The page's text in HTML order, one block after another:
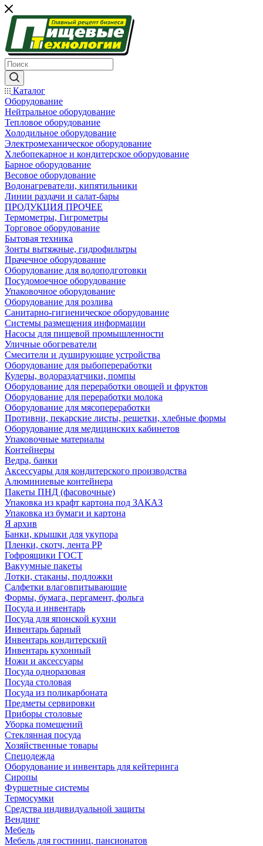
Каталог
Оборудование
Нейтральное оборудование
Тепловое оборудование
Холодильное оборудование
Электромеханическое оборудование
Хлебопекарное и кондитерское оборудование
Барное оборудование
Весовое оборудование
Водонагреватели, кипятильники
Линии раздачи и салат-бары
ПРОДУКЦИЯ ПРОЧЕЕ
Термометры, Гигрометры
Торговое оборудование
Бытовая техника
Зонты вытяжные, гидрофильтры
Прачечное оборудование
Оборудование для водоподготовки
Посудомоечное оборудование
Упаковочное оборудование
Оборудование для розлива
Санитарно-гигиеническое оборудование
Системы размещения информации
Насосы для пищевой промышленности
Уличные обогреватели
Смесители и душирующие устройства
Оборудование для рыбопереработки
Кулеры, водораздатчики, помпы
Оборудование для переработки овощей и фруктов
Оборудование для переработки молока
Оборудование для мясопереработки
Противни, пекарские листы, решетки, хлебные формы
Оборудование для медицинских кабинетов
Упаковочные материалы
Контейнеры
Ведра, банки
Аксессуары для кондитерского производства
Алюминиевые контейнера
Пакеты ПНД (фасовочные)
Упаковка из крафт картона под ЗАКАЗ
Упаковка из бумаги и картона
Я архив
Банки, крышки для укупора
Пленки, скотч, лента РР
Гофроящики ГОСТ
Вакуумные пакеты
Лотки, стаканы, подложки
Салфетки влаговпитывающие
Формы, бумага, пергамент, фольга
Посуда и инвентарь
Посуда для японской кухни
Инвентарь барный
Инвентарь кондитерский
Инвентарь кухонный
Ножи и аксессуары
Посуда одноразовая
Посуда столовая
Посуда из поликарбоната
Предметы сервировки
Приборы столовые
Уборка помещений
Стеклянная посуда
Хозяйственные товары
Спецодежда
Оборудование и инвентарь для кейтеринга
Сиропы
Фуршетные системы
Термосумки
Средства индивидуальной защиты
Вендинг
Мебель
Мебель для гостиниц, пансионатов